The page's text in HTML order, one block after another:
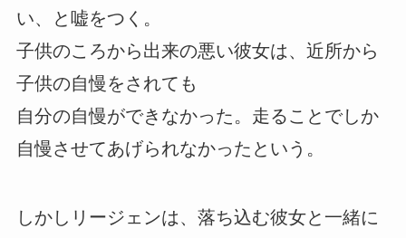
い、と嘘をつく。
子供のころから出来の悪い彼女は、近所から
子供の自慢をされても
自分の自慢ができなかった。走ることでしか
自慢させてあげられなかったという。
しかしリージェンは、落ち込む彼女と一緒に